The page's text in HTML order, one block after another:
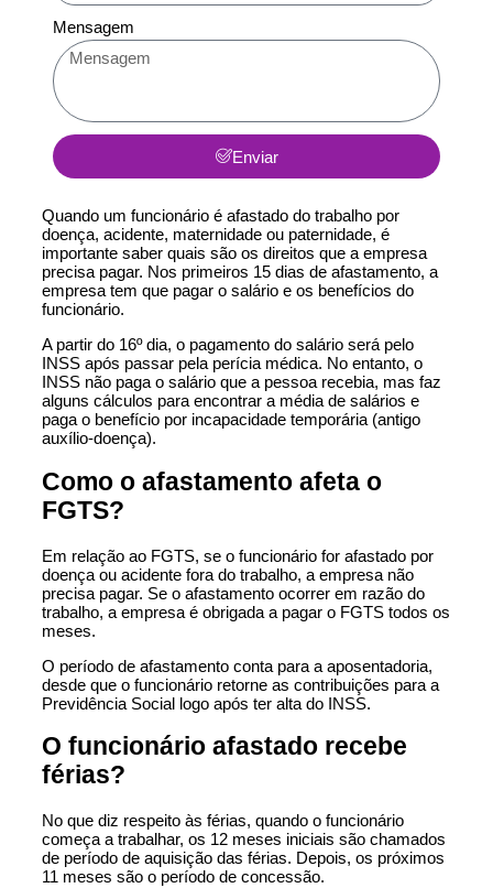
Quando um funcionário é afastado do trabalho por
doença, acidente, maternidade ou paternidade, é
importante saber quais são os direitos que a empresa
precisa pagar. Nos primeiros 15 dias de afastamento, a
empresa tem que pagar o salário e os benefícios do
funcionário.
A partir do 16º dia, o pagamento do salário será pelo
INSS após passar pela perícia médica. No entanto, o
INSS não paga o salário que a pessoa recebia, mas faz
alguns cálculos para encontrar a média de salários e
paga o benefício por incapacidade temporária (antigo
auxílio-doença).
Como o afastamento afeta o
FGTS?
Em relação ao FGTS, se o funcionário for afastado por
doença ou acidente fora do trabalho, a empresa não
precisa pagar. Se o afastamento ocorrer em razão do
trabalho, a empresa é obrigada a pagar o FGTS todos os
meses.
O período de afastamento conta para a aposentadoria,
desde que o funcionário retorne as contribuições para a
Previdência Social logo após ter alta do INSS.
O funcionário afastado recebe
férias?
No que diz respeito às férias, quando o funcionário
começa a trabalhar, os 12 meses iniciais são chamados
de período de aquisição das férias. Depois, os próximos
11 meses são o período de concessão.
Mensagem
Enviar